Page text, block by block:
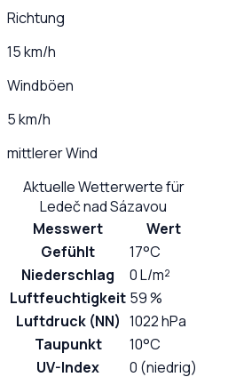
Richtung
15 km/h
Windböen
5 km/h
mittlerer Wind
Aktuelle Wetterwerte für
Ledeč nad Sázavou
Messwert
Wert
Gefühlt
17°C
Niederschlag
0 L/m²
Luftfeuchtigkeit 59 %
Luftdruck (NN) 1022 hPa
Taupunkt
10°C
UV-Index
0 (niedrig)